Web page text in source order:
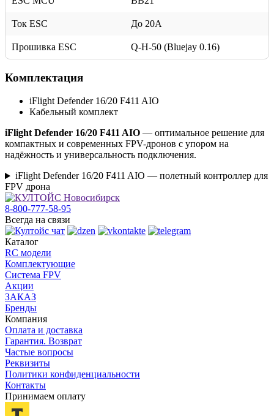
Ток ESC До 20А
Прошивка ESC Q-H-50 (Bluejay 0.16)
Комплектация
iFlight Defender 16/20 F411 AIO
Кабельный комплект
iFlight Defender 16/20 F411 AIO — оптимальное решение для
компактных и современных FPV-дронов с упором на
надёжность и универсальность подключения.
iFlight Defender 16/20 F411 AIO — полетный контроллер для
FPV дрона
8-800-777-58-95
Всегда на связи
Каталог
RC модели
Комплектующие
Система FPV
Акции
ЗАКАЗ
Бренды
Компания
Оплата и доставка
Гарантия. Возврат
Частые вопросы
Реквизиты
Политики конфиденциальности
Контакты
Принимаем оплату